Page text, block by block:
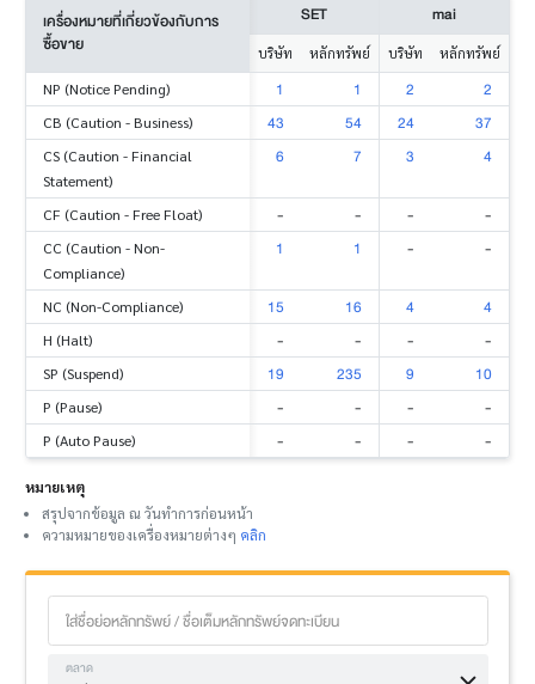
เครื่องหมายที่เกี่ยวข้องกับการ
ซื้อขาย
SET mai
บริษัท หลักทรัพย์ บริษัท หลักทรัพย์
NP (Notice Pending) 1 1 2 2
CB (Caution - Business) 43 54 24 37
CS (Caution - Financial
Statement)
6 7 3 4
CF (Caution - Free Float) - - - -
CC (Caution - Non-
Compliance)
1 1 - -
NC (Non-Compliance) 15 16 4 4
H (Halt) - - - -
SP (Suspend) 19 235 9 10
P (Pause) - - - -
P (Auto Pause) - - - -
หมายเหตุ
สรุปจากข้อมูล ณ วันทำการก่อนหน้า
ความหมายของเครื่องหมายต่างๆ คลิก
ตลาด